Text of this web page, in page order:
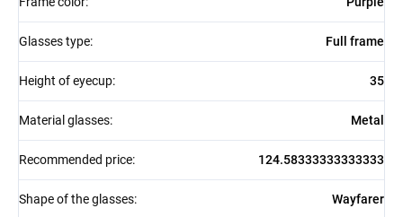
Glasses type: Full frame
Height of eyecup: 35
Material glasses: Metal
Recommended price: 124.58333333333333
Shape of the glasses: Wayfarer